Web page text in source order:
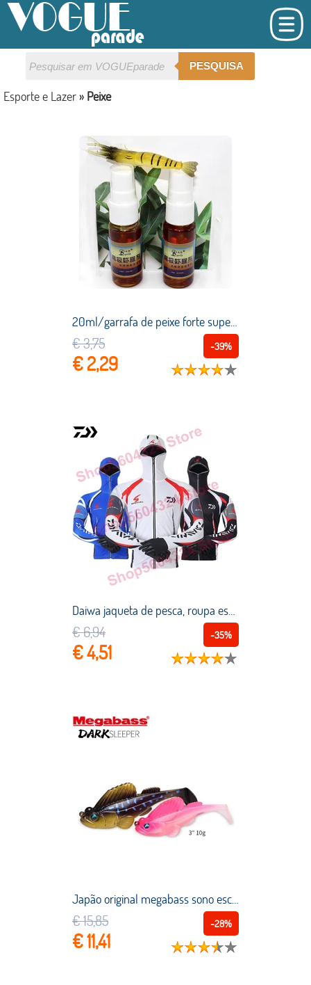
PESQUISA
Esporte e Lazer » Peixe
20ml/garrafa de peixe forte super do perfume do camarão atrativo do girador do perfume da pesca aromas do óleo do sabor para iscas artificiais da pesca
-39%
€ 3,75
€ 2,29
Daiwa jaqueta de pesca, roupa esportiva de secagem rápida para proteção do sol, pescoço, anti uv para pesca e capuz
-35%
€ 6,94
€ 4,51
Japão original megabass sono escuro suave isca pacote chumbo t tail poleiro mar baixo peixe mandarim 76mm10g afundando isca de pesca
-28%
€ 15,85
€ 11,41